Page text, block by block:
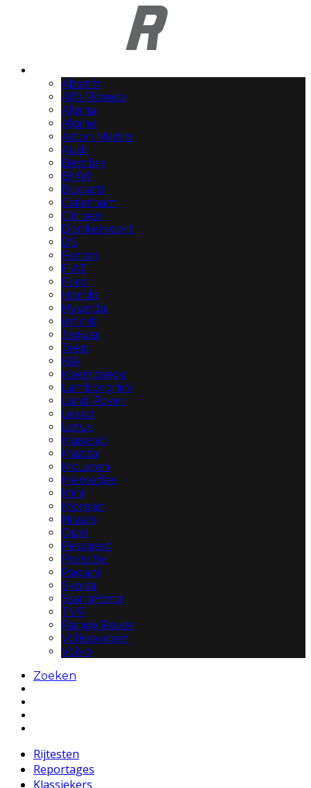
Abarth
Alfa Romeo
Alpina
Alpine
Aston Martin
Audi
Bentley
BMW
Bugatti
Caterham
Citroën
Donkervoort
DS
Ferrari
FIAT
Ford
Honda
Hyundai
Infiniti
Jaguar
Jeep
KIA
Koenigsegg
Lamborghini
Land Rover
Lexus
Lotus
Maserati
Mazda
McLaren
Mercedes
Mini
Morgan
Nissan
Opel
Peugeot
Porsche
Pagani
Skoda
SsangYong
TVR
Range Rover
Volkswagen
Volvo
Zoeken
Rijtesten
Reportages
Klassiekers